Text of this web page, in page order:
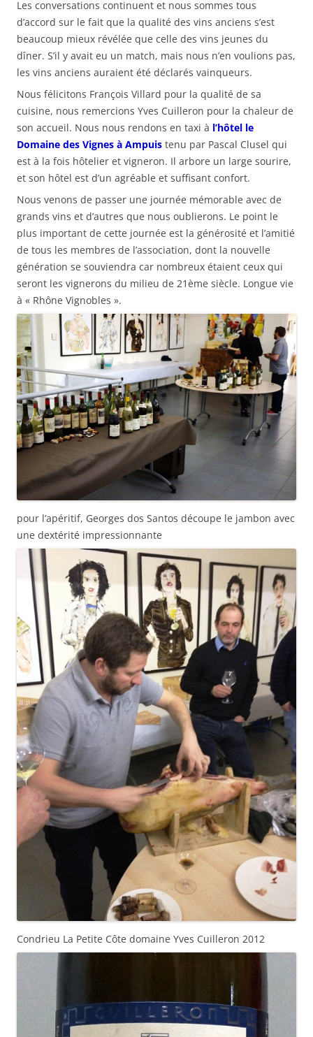
Les conversations continuent et nous sommes tous
d’accord sur le fait que la qualité des vins anciens s’est
beaucoup mieux révélée que celle des vins jeunes du
dîner. S’il y avait eu un match, mais nous n’en voulions pas,
les vins anciens auraient été déclarés vainqueurs.
Nous félicitons François Villard pour la qualité de sa
cuisine, nous remercions Yves Cuilleron pour la chaleur de
son accueil. Nous nous rendons en taxi à l’hôtel le
Domaine des Vignes à Ampuis tenu par Pascal Clusel qui
est à la fois hôtelier et vigneron. Il arbore un large sourire,
et son hôtel est d’un agréable et suffisant confort.
Nous venons de passer une journée mémorable avec de
grands vins et d’autres que nous oublierons. Le point le
plus important de cette journée est la générosité et l’amitié
de tous les membres de l’association, dont la nouvelle
génération se souviendra car nombreux étaient ceux qui
seront les vignerons du milieu de 21ème siècle. Longue vie
à « Rhône Vignobles ».
pour l’apéritif, Georges dos Santos découpe le jambon avec
une dextérité impressionnante
Condrieu La Petite Côte domaine Yves Cuilleron 2012